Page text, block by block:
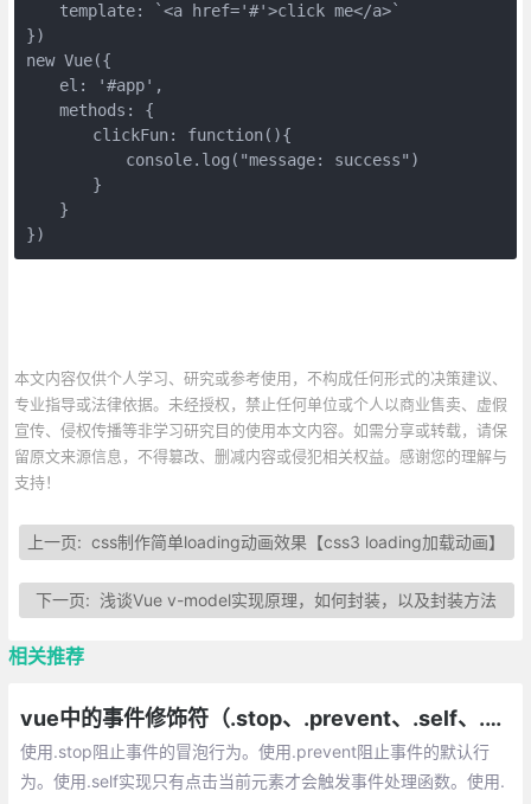
template: `<a href='#'>click me</a>`
})
new Vue({
el: '#app',
methods: {
clickFun: function(){
console.log("message: success")
}
}
})
本文内容仅供个人学习、研究或参考使用，不构成任何形式的决策建议、
专业指导或法律依据。未经授权，禁止任何单位或个人以商业售卖、虚假
宣传、侵权传播等非学习研究目的使用本文内容。如需分享或转载，请保
留原文来源信息，不得篡改、删减内容或侵犯相关权益。感谢您的理解与
支持！
上一页:css制作简单loading动画效果【css3 loading加载动画】
下一页: 浅谈Vue v-model实现原理，如何封装，以及封装方法
相关推荐
vue中的事件修饰符（.stop、.prevent、.self、.capture、.once）
使用.stop阻止事件的冒泡行为。使用.prevent阻止事件的默认行
为。使用.self实现只有点击当前元素才会触发事件处理函数。使用.